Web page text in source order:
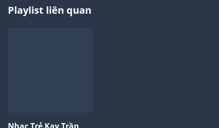
Playlist liên quan